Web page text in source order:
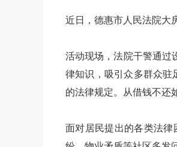
近日，德惠市人民法院大
活动现场，法院干警通过
律知识，吸引众多群众驻
的法律规定。从借钱不还
面对居民提出的各类法律